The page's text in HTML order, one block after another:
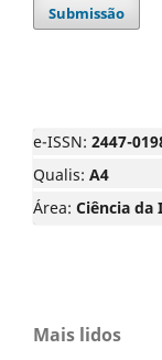
Submissão
e-ISSN: 2447-
Qualis: A4
Área: Ciência da
Mais lidos